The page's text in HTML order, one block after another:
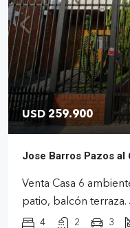
USD 259.900
Jose Barros Pazos al
Venta Casa 6
patio, balcón terraza.
4 2 3